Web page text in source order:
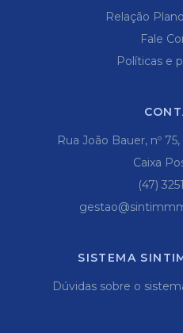
Relação
Fale
Políticas e
Rua João Bauer, nº
Caixa
(47)
SISTEMA
Dúvidas sobre o